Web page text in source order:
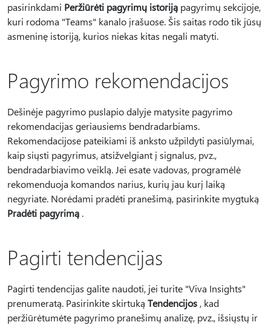
pasirinkdami Peržiūrėti pagyrimų istoriją pagyrimų sekcijoje,
kuri rodoma "Teams" kanalo įrašuose. Šis saitas rodo tik jūsų
asmeninę istoriją, kurios niekas kitas negali matyti.
Pagyrimo rekomendacijos
Dešinėje pagyrimo puslapio dalyje matysite pagyrimo
rekomendacijas geriausiems bendradarbiams.
Rekomendacijose pateikiami iš anksto užpildyti pasiūlymai,
kaip siųsti pagyrimus, atsižvelgiant į signalus, pvz.,
bendradarbiavimo veiklą. Jei esate vadovas, programėlė
rekomenduoja komandos narius, kurių jau kurį laiką
negyriate. Norėdami pradėti pranešimą, pasirinkite mygtuką
Pradėti pagyrimą .
Pagirti tendencijas
Pagirti tendencijas galite naudoti, jei turite "Viva Insights"
prenumeratą. Pasirinkite skirtuką Tendencijos, kad
peržiūrėtumėte pagyrimo pranešimų analizę, pvz., išsiųstų ir